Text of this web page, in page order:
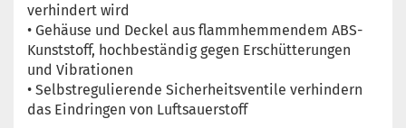
verhindert wird
• Gehäuse und Deckel aus flammhemmendem ABS-
Kunststoff, hochbeständig gegen Erschütterungen
und Vibrationen
• Selbstregulierende Sicherheitsventile verhindern
das Eindringen von Luftsauerstoff